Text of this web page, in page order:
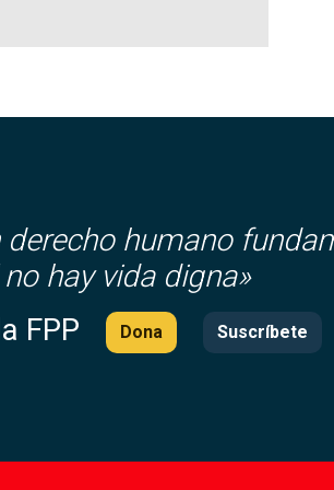
derecho humano
hay vida digna»
FPP
Dona Suscríbete